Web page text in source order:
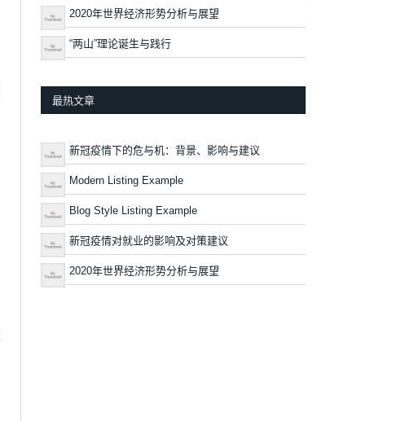
2020年世界经济形势分析与展望
“两山”理论诞生与践行
最热文章
新冠疫情下的危与机：背景、影响与建议
Modern Listing Example
Blog Style Listing Example
新冠疫情对就业的影响及对策建议
2020年世界经济形势分析与展望